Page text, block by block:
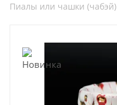
Пиалы или чашки (чабэй)